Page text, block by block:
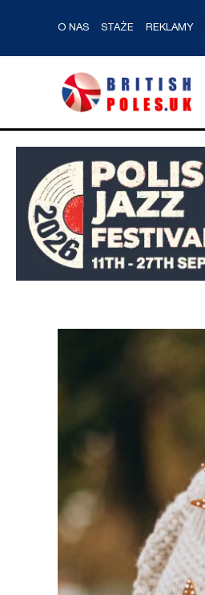
O NAS STAŻE REKLAMY